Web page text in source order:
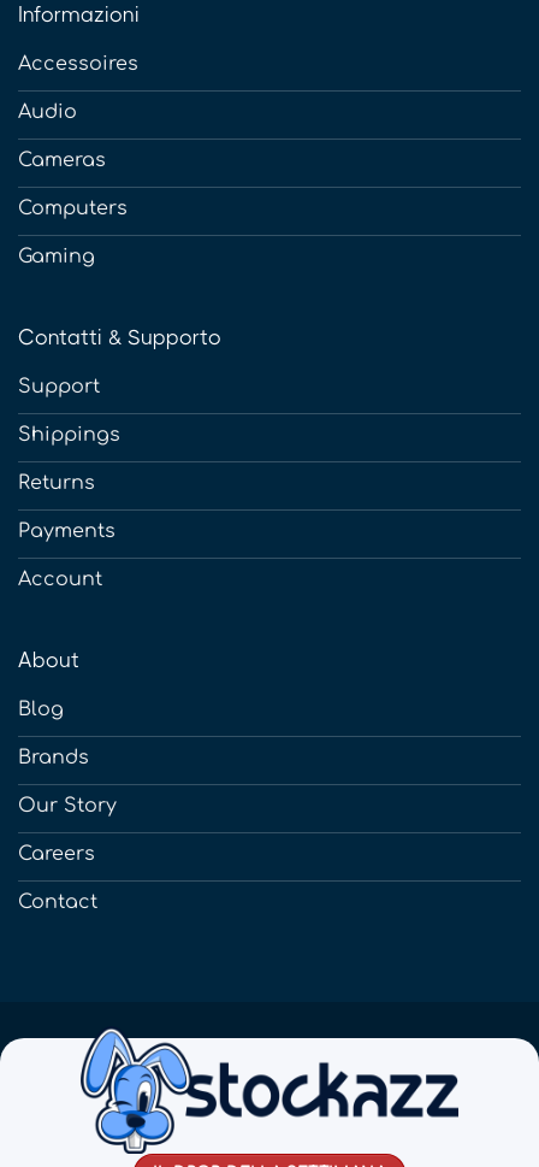
Informazioni
Accessoires
Audio
Cameras
Computers
Gaming
Contatti & Supporto
Support
Shippings
Returns
Payments
Account
About
Blog
Brands
Our Story
Careers
Contact